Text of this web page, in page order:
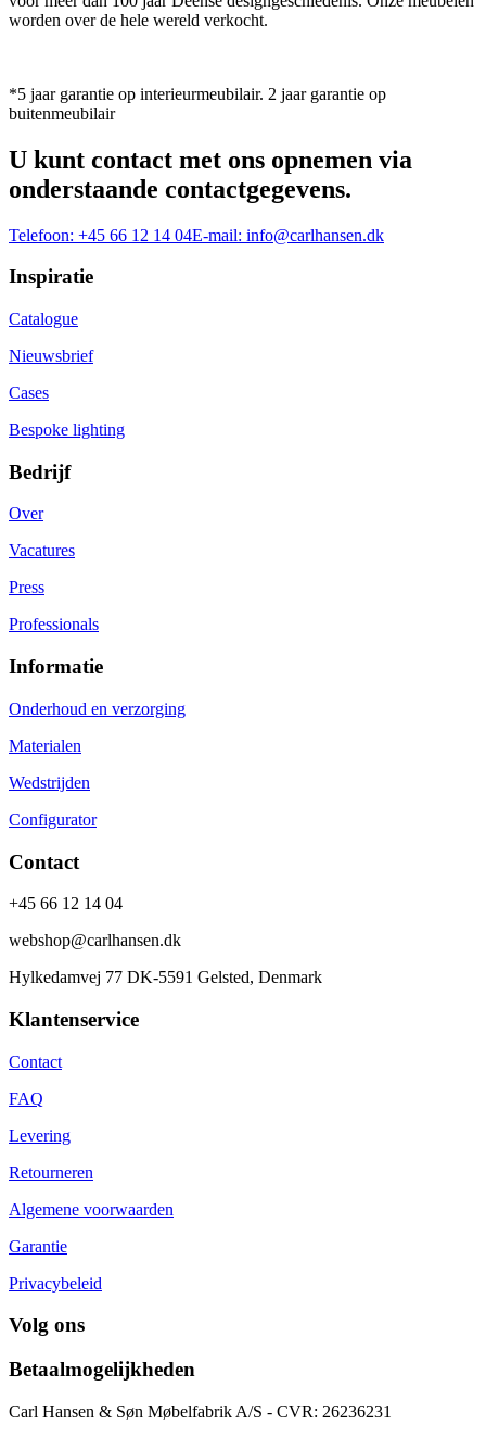
worden over de hele wereld verkocht.
*5 jaar garantie op interieurmeubilair. 2 jaar garantie op
buitenmeubilair
U kunt contact met ons opnemen via
onderstaande contactgegevens.
Telefoon: +45 66 12 14 04E-mail: info@carlhansen.dk
Inspiratie
Catalogue
Nieuwsbrief
Cases
Bespoke lighting
Bedrijf
Over
Vacatures
Press
Professionals
Informatie
Onderhoud en verzorging
Materialen
Wedstrijden
Configurator
Contact
+45 66 12 14 04
webshop@carlhansen.dk
Hylkedamvej 77 DK-5591 Gelsted, Denmark
Klantenservice
Contact
FAQ
Levering
Retourneren
Algemene voorwaarden
Garantie
Privacybeleid
Volg ons
Betaalmogelijkheden
Carl Hansen & Søn Møbelfabrik A/S - CVR: 26236231